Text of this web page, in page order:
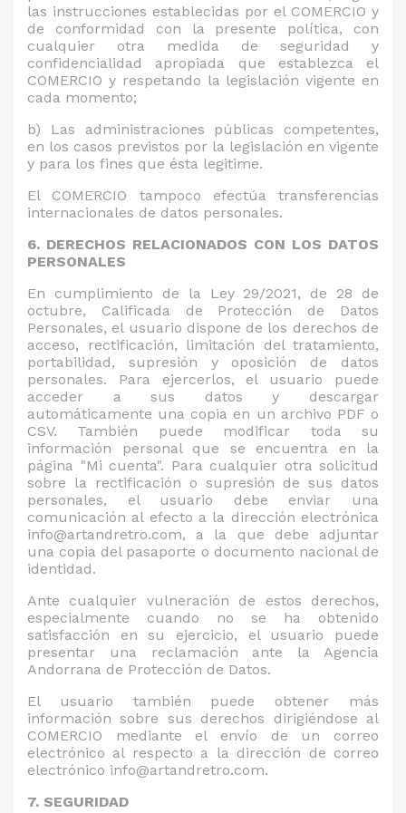
las instrucciones establecidas por el COMERCIO y
de conformidad con la presente política, con
cualquier otra medida de seguridad y
confidencialidad apropiada que establezca el
COMERCIO y respetando la legislación vigente en
cada momento;
b)
Las administraciones públicas competentes,
en los casos previstos por la legislación en vigente
y para los fines que ésta legitime.
El COMERCIO tampoco efectúa transferencias
internacionales de datos personales.
6. DERECHOS RELACIONADOS CON LOS DATOS
PERSONALES
En cumplimiento de la Ley 29/2021, de 28 de
octubre, Calificada de Protección de Datos
Personales, el usuario dispone de los derechos de
acceso, rectificación, limitación del tratamiento,
portabilidad, supresión y oposición de datos
personales. Para ejercerlos, el usuario puede
acceder a sus datos y descargar
automáticamente una copia en un archivo PDF o
CSV. También puede modificar toda su
información personal que se encuentra en la
página "Mi cuenta". Para cualquier otra solicitud
sobre la rectificación o supresión de sus datos
personales, el usuario debe enviar una
comunicación al efecto a la dirección electrónica
info@artandretro.com, a la que debe adjuntar
una copia del pasaporte o documento nacional de
identidad.
Ante cualquier vulneración de estos derechos,
especialmente cuando no se ha obtenido
satisfacción en su ejercicio, el usuario puede
presentar una reclamación ante la Agencia
Andorrana de Protección de Datos.
El usuario también puede obtener más
información sobre sus derechos dirigiéndose al
COMERCIO mediante el envío de un correo
electrónico al respecto a la dirección de correo
electrónico info@artandretro.com.
7. SEGURIDAD